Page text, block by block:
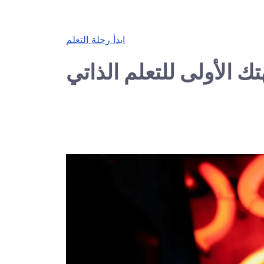
ابدأ رحلة التعلم
الأولى للتعلم الذاتي